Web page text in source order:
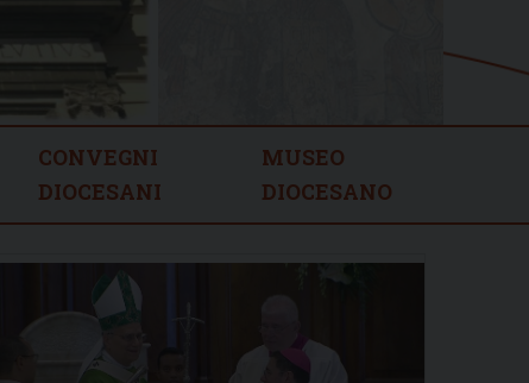
CONVEGNI
DIOCESANI
MUSEO
DIOCESANO